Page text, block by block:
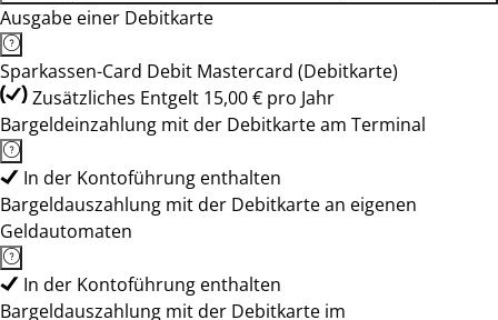
Ausgabe einer Debitkarte
Sparkassen-Card Debit Mastercard (Debitkarte)
Zusätzliches Entgelt 15,00 € pro Jahr
Bargeldeinzahlung mit der Debitkarte am Terminal
In der Kontoführung enthalten
Bargeldauszahlung mit der Debitkarte an eigenen
Geldautomaten
In der Kontoführung enthalten
Bargeldauszahlung mit der Debitkarte im